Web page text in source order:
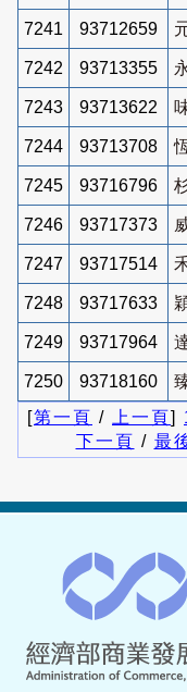
7241 93712659
7242 93713355
7243 93713622
7244 93713708
7245 93716796
7246 93717373
7247 93717514
7248 93717633
7249 93717964
7250 93718160
[第一頁 / 上一頁]
下一頁 / 最